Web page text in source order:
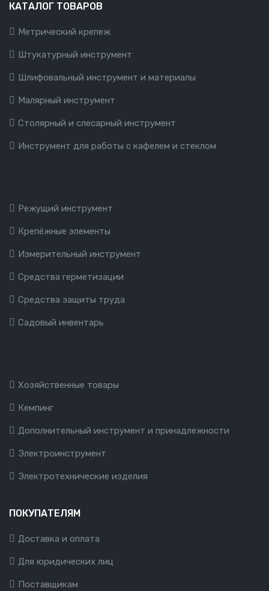
КАТАЛОГ ТОВАРОВ
Метрический крепеж
Штукатурный инструмент
Шлифовальный инструмент и материалы
Малярный инструмент
Столярный и слесарный инструмент
Инструмент для работы с кафелем и стеклом
Режущий инструмент
Крепёжные элементы
Измерительный инструмент
Средства герметизации
Средства защиты труда
Садовый инвентарь
Хозяйственные товары
Кемпинг
Дополнительный инструмент и принадлежности
Электроинструмент
Электротехнические изделия
ПОКУПАТЕЛЯМ
Доставка и оплата
Для юридических лиц
Поставщикам